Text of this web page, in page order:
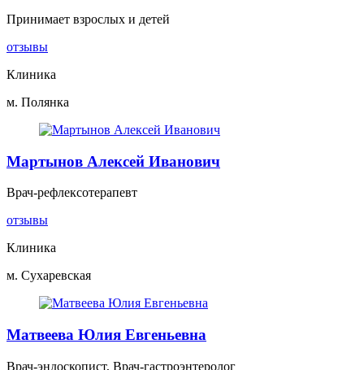
Принимает взрослых и детей
отзывы
Клиника
м. Полянка
Мартынов Алексей Иванович
Врач-рефлексотерапевт
отзывы
Клиника
м. Сухаревская
Матвеева Юлия Евгеньевна
Врач-эндоскопист, Врач-гастроэнтеролог